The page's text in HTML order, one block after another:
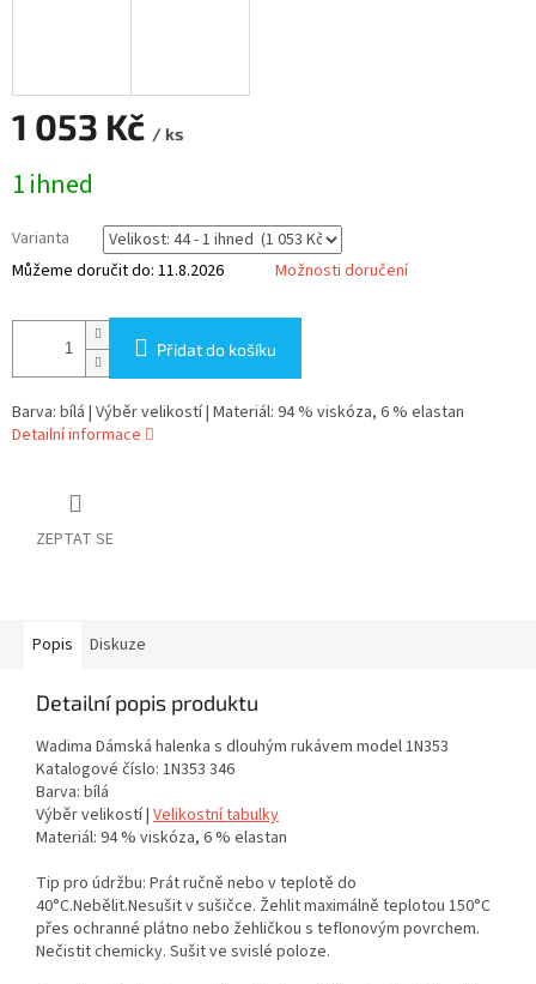
1 053 Kč / ks
cena:
1 ihned
Varianta
Můžeme doručit do: 11.8.2026 Možnosti doručení
Přidat do košíku
Barva: bílá | Výběr velikostí | Materiál: 94 % viskóza, 6 % elastan
Detailní informace
ZEPTAT SE
Popis Diskuze
Detailní popis produktu
Wadima Dámská halenka s dlouhým rukávem model 1N353
Katalogové číslo: 1N353 346
Barva: bílá
Výběr velikostí | Velikostní tabulky
Materiál: 94 % viskóza, 6 % elastan
Tip pro údržbu: Prát ručně nebo v teplotě do
40°C.Nebělit.Nesušit v sušičce. Žehlit maximálně teplotou 150°C
přes ochranné plátno nebo žehličkou s teflonovým povrchem.
Nečistit chemicky. Sušit ve svislé poloze.